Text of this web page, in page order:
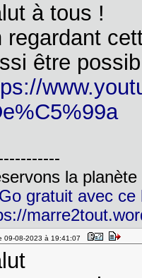
à tous !
regardant
être
la
gratuit avec ce
09-08-2023 à 19:41:07